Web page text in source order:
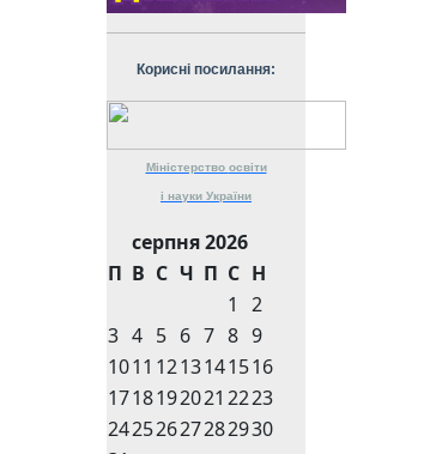
Корисні посилання:
Міністерство освіти
і науки України
серпня 2026
П В С Ч П С Н
1
2
3 4 5 6 7 8 9
1011 1213141516
1718192021 2223
24252627282930